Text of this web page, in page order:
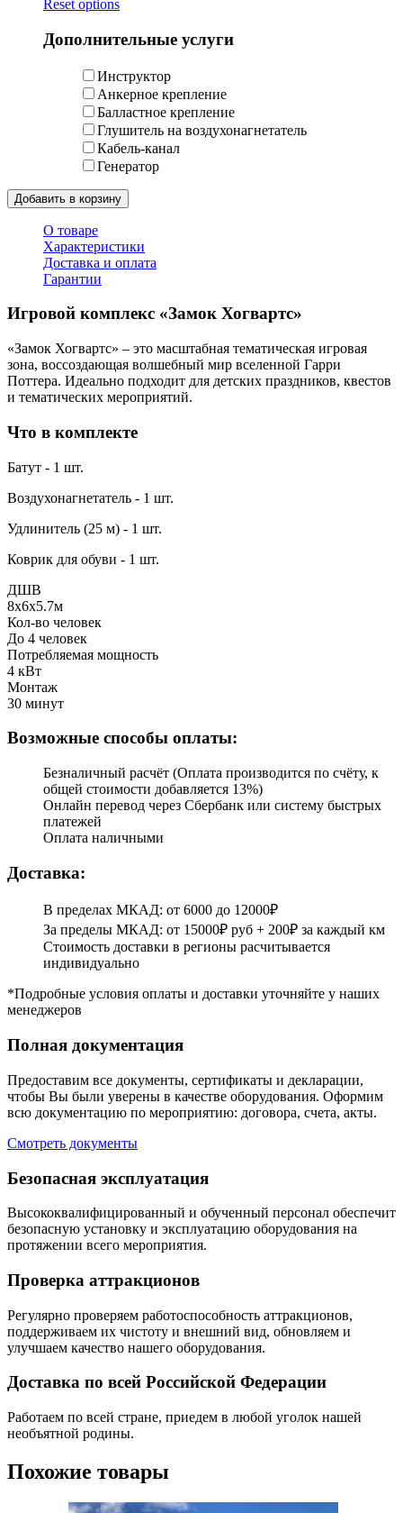
Reset options
Дополнительные услуги
Инструктор
Анкерное крепление
Балластное крепление
Глушитель на воздухонагнетатель
Кабель-канал
Генератор
Добавить в корзину
О товаре
Характеристики
Доставка и оплата
Гарантии
Игровой комплекс «Замок Хогвартс»
«Замок Хогвартс» – это масштабная тематическая игровая
зона, воссоздающая волшебный мир вселенной Гарри
Поттера. Идеально подходит для детских праздников, квестов
и тематических мероприятий.
Что в комплекте
Батут - 1 шт.
Воздухонагнетатель - 1 шт.
Удлинитель (25 м) - 1 шт.
Коврик для обуви - 1 шт.
ДШВ
8x6x5.7м
Кол-во человек
До 4 человек
Потребляемая мощность
4 кВт
Монтаж
30 минут
Возможные способы оплаты:
Безналичный расчёт (Оплата производится по счёту, к
общей стоимости добавляется 13%)
Онлайн перевод через Сбербанк или систему быстрых
платежей
Оплата наличными
Доставка:
В пределах МКАД: от 6000 до 12000₽
За пределы МКАД: от 15000₽ руб + 200₽ за каждый км
Стоимость доставки в регионы расчитывается
индивидуально
*Подробные условия оплаты и доставки уточняйте у наших
менеджеров
Полная документация
Предоставим все документы, сертификаты и декларации,
чтобы Вы были уверены в качестве оборудования. Оформим
всю документацию по мероприятию: договора, счета, акты.
Смотреть документы
Безопасная эксплуатация
Высококвалифицированный и обученный персонал обеспечит
безопасную установку и эксплуатацию оборудования на
протяжении всего мероприятия.
Проверка аттракционов
Регулярно проверяем работоспособность аттракционов,
поддерживаем их чистоту и внешний вид, обновляем и
улучшаем качество нашего оборудования.
Доставка по всей Российской Федерации
Работаем по всей стране, приедем в любой уголок нашей
необъятной родины.
Похожие товары